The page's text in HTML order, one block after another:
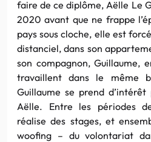
faire de ce diplôme, Aëlle Le
2020 avant que ne frappe
pays sous cloche, elle est
distanciel, dans son
son compagnon, Guillaume,
travaillent dans le même
Guillaume se prend
Aëlle. Entre les périodes
réalise des stages, et
woofing – du volontariat